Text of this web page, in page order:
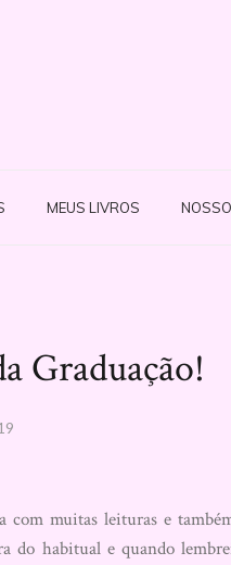
MEUS LIVROS
Graduação!
com muitas leituras e
do habitual e quando